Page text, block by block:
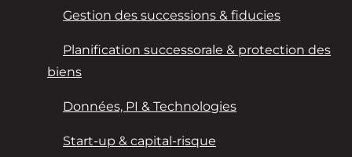
Gestion des successions & fiducies
Planification successorale & protection des
biens
Données, PI & Technologies
Start-up & capital-risque